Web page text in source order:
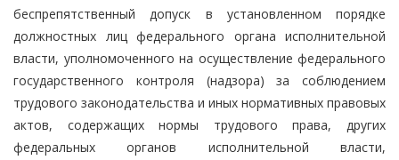
беспрепятственный допуск в установленном порядке
должностных лиц федерального органа исполнительной
власти, уполномоченного на осуществление федерального
государственного контроля (надзора) за соблюдением
трудового законодательства и иных нормативных правовых
актов, содержащих нормы трудового права, других
федеральных органов исполнительной власти,